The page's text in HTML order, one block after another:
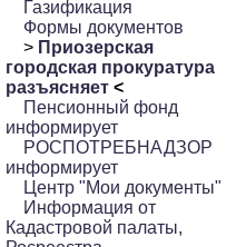
Газификация
Формы документов
> Приозерская
городская прокуратура
разъясняет <
Пенсионный фонд
информирует
РОСПОТРЕБНАДЗОР
информирует
Центр "Мои документы"
Информация от
Кадастровой палаты,